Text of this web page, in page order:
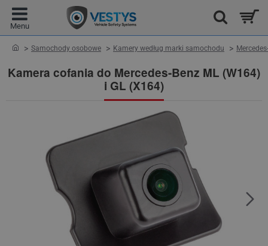
Kamera cofania do Mercedes-Benz ML (W164)
i GL (X164)
homeSamochody osobowe Kamery według marki samochodu